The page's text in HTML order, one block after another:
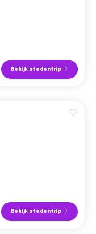
Bekijk stedentrip
Bekijk stedentrip